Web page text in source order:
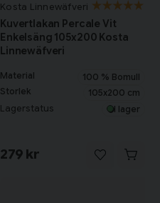
Kosta Linnewäfveri
Kuvertlakan Percale Vit
Enkelsäng 105x200 Kosta
Linnewäfveri
Material
100 % Bomull
Storlek
105x200 cm
Lagerstatus I lager
279 kr